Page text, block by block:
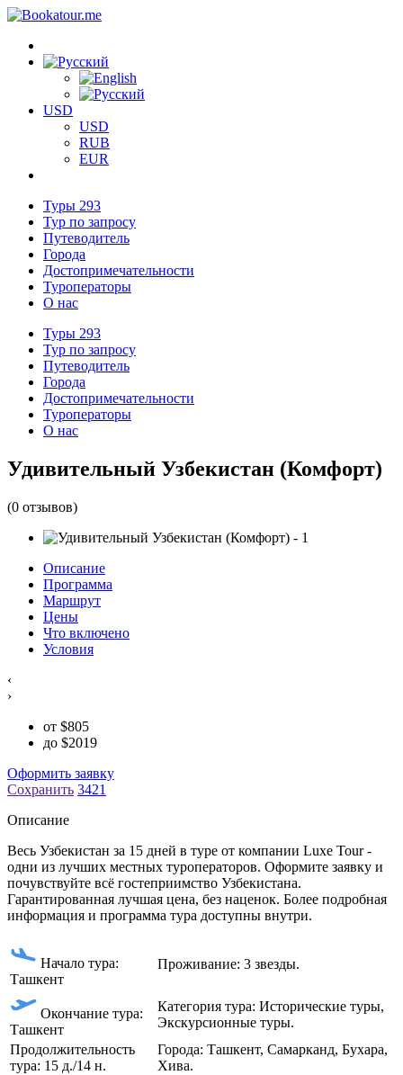
USD
USD
RUB
EUR
Туры 293
Тур по запросу
Путеводитель
Города
Достопримечательности
Туроператоры
О нас
Туры 293
Тур по запросу
Путеводитель
Города
Достопримечательности
Туроператоры
О нас
Удивительный Узбекистан (Комфорт)
(0 отзывов)
Описание
Программа
Маршрут
Цены
Что включено
Условия
‹
›
от $805
до $2019
Оформить заявку
Сохранить 3421
Описание
Весь Узбекистан за 15 дней в туре от компании Luxe Tour -
одни из лучших местных туроператоров. Оформите заявку и
почувствуйте всё гостеприимство Узбекистана.
Гарантированная лучшая цена, без наценок. Более подробная
информация и программа тура доступны внутри.
Начало тура:
Ташкент
Проживание: 3 звезды.
Окончание тура:
Ташкент
Категория тура: Исторические туры,
Экскурсионные туры.
Продолжительность
тура: 15 д./14 н.
Города: Ташкент, Самарканд, Бухара,
Хива.